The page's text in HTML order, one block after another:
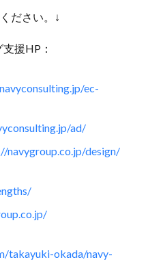
ださい。↓
援HP：
ec-
ad/
navygroup.co.jp/design/
takayuki-okada/navy-